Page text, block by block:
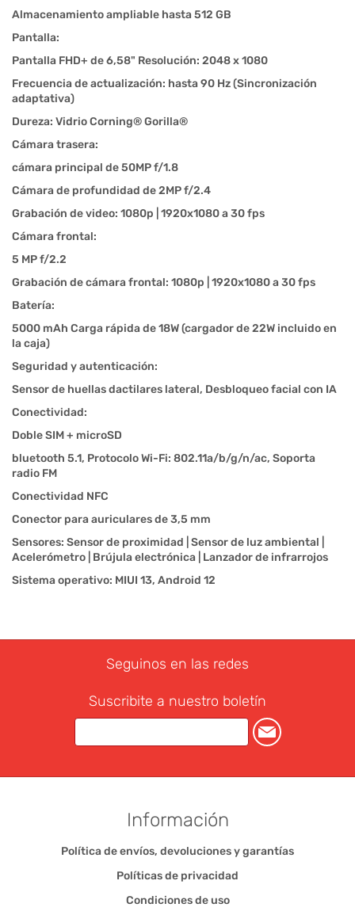
Almacenamiento ampliable hasta 512 GB
Pantalla:
Pantalla FHD+ de 6,58" Resolución: 2048 x 1080
Frecuencia de actualización: hasta 90 Hz (Sincronización
adaptativa)
Dureza: Vidrio Corning® Gorilla®
Cámara trasera:
cámara principal de 50MP f/1.8
Cámara de profundidad de 2MP f/2.4
Grabación de video: 1080p | 1920x1080 a 30 fps
Cámara frontal:
5 MP f/2.2
Grabación de cámara frontal: 1080p | 1920x1080 a 30 fps
Batería:
5000 mAh Carga rápida de 18W (cargador de 22W incluido en
la caja)
Seguridad y autenticación:
Sensor de huellas dactilares lateral, Desbloqueo facial con IA
Conectividad:
Doble SIM + microSD
bluetooth 5.1, Protocolo Wi-Fi: 802.11a/b/g/n/ac, Soporta
radio FM
Conectividad NFC
Conector para auriculares de 3,5 mm
Sensores: Sensor de proximidad | Sensor de luz ambiental |
Acelerómetro | Brújula electrónica | Lanzador de infrarrojos
Sistema operativo: MIUI 13, Android 12
Seguinos en las redes
Suscribite a nuestro boletín
Información
Política de envíos, devoluciones y garantías
Políticas de privacidad
Condiciones de uso